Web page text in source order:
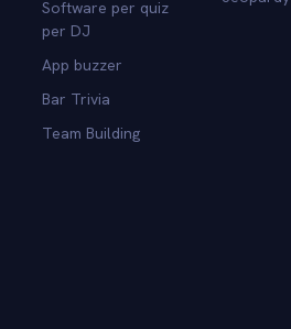
Software per quiz
per DJ
App buzzer
Bar Trivia
Team Building